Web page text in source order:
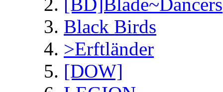
Black Birds
>Erftländer
[DOW]